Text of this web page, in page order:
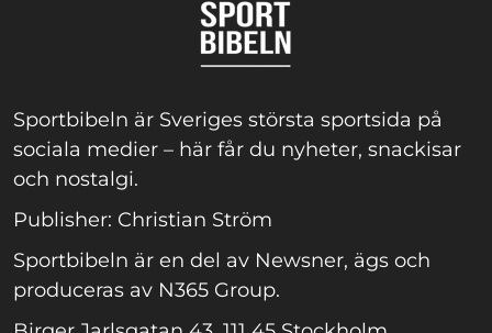
Sportbibeln är Sveriges största sportsida på
sociala medier – här får du nyheter, snackisar
och nostalgi.
Publisher: Christian Ström
Sportbibeln är en del av Newsner, ägs och
produceras av N365 Group.